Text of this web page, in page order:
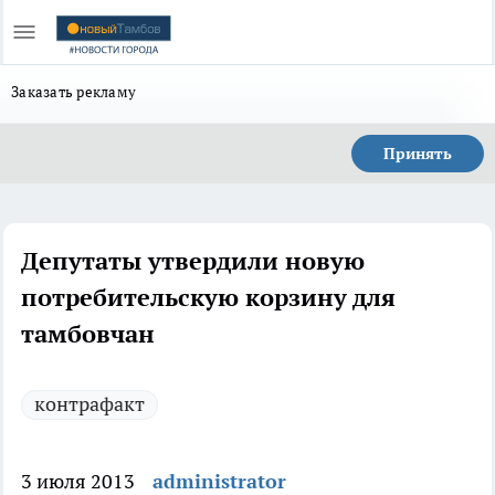
Заказать рекламу
Принять
Депутаты утвердили новую
потребительскую корзину для
тамбовчан
контрафакт
3 июля 2013 administrator